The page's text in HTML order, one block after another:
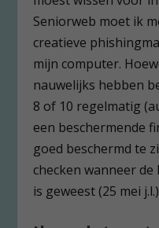
Seniorweb moet ik
creatieve
mijn computer.
nauwelijks hebben
8 of 10 regelmatig
een beschermende
goed beschermd te
checken wanneer
is geweest (25 mei j.l.)